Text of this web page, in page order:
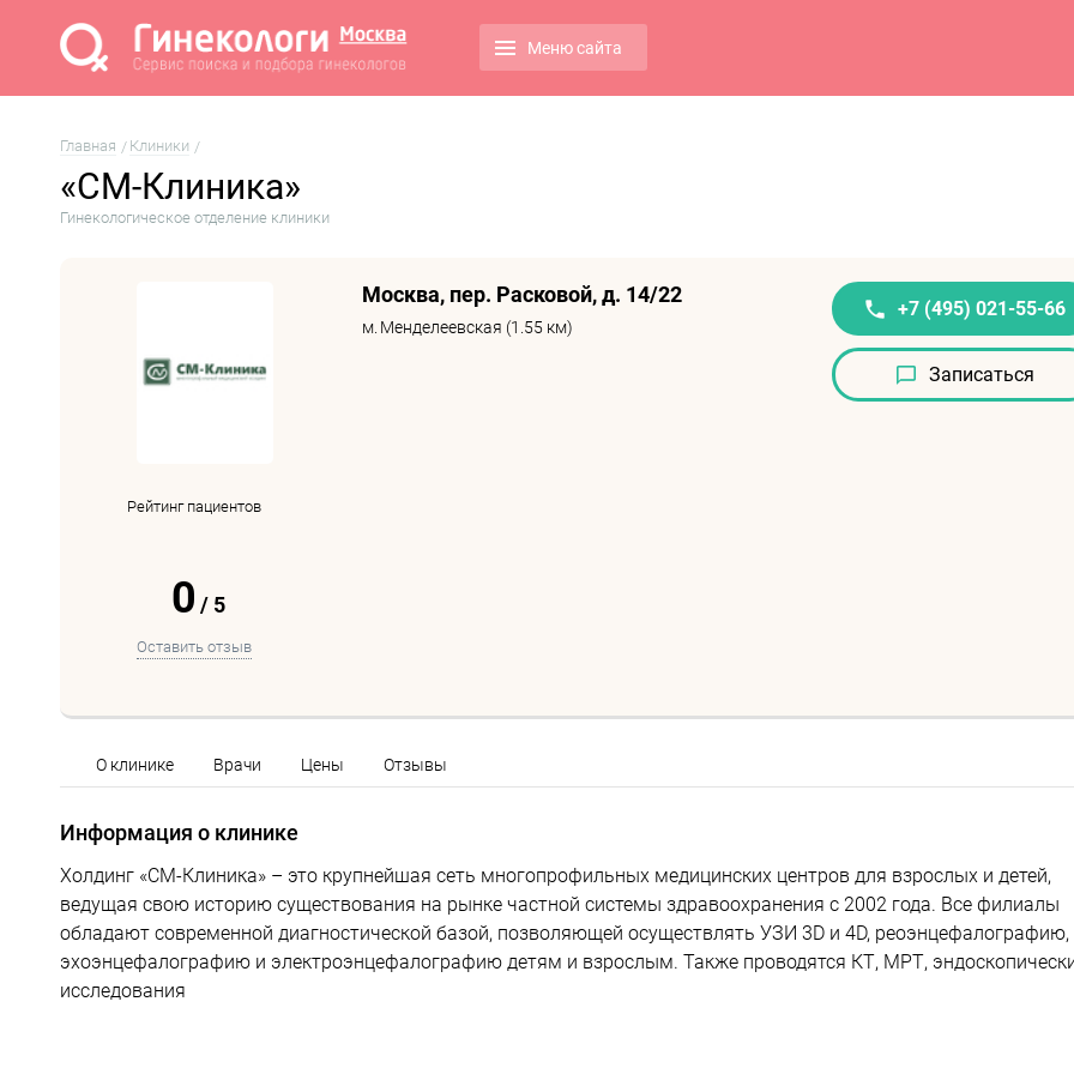
Меню сайта
Главная Клиники
«СМ-Клиника»
Гинекологическое отделение клиники
Рейтинг пациентов
0 / 5
Оставить отзыв
Москва, пер. Расковой, д. 14/22
м. Менделеевская (1.55 км)
+7 (495) 021-55-66
Записаться
О клинике Врачи Цены Отзывы
Информация о клинике
Холдинг «СМ-Клиника» – это крупнейшая сеть многопрофильных медицинских центров для взрослых и детей,
ведущая свою историю существования на рынке частной системы здравоохранения с 2002 года. Все филиалы
обладают современной диагностической базой, позволяющей осуществлять УЗИ 3D и 4D, реоэнцефалографию,
эхоэнцефалографию и электроэнцефалографию детям и взрослым. Также проводятся КТ, МРТ,
исследования